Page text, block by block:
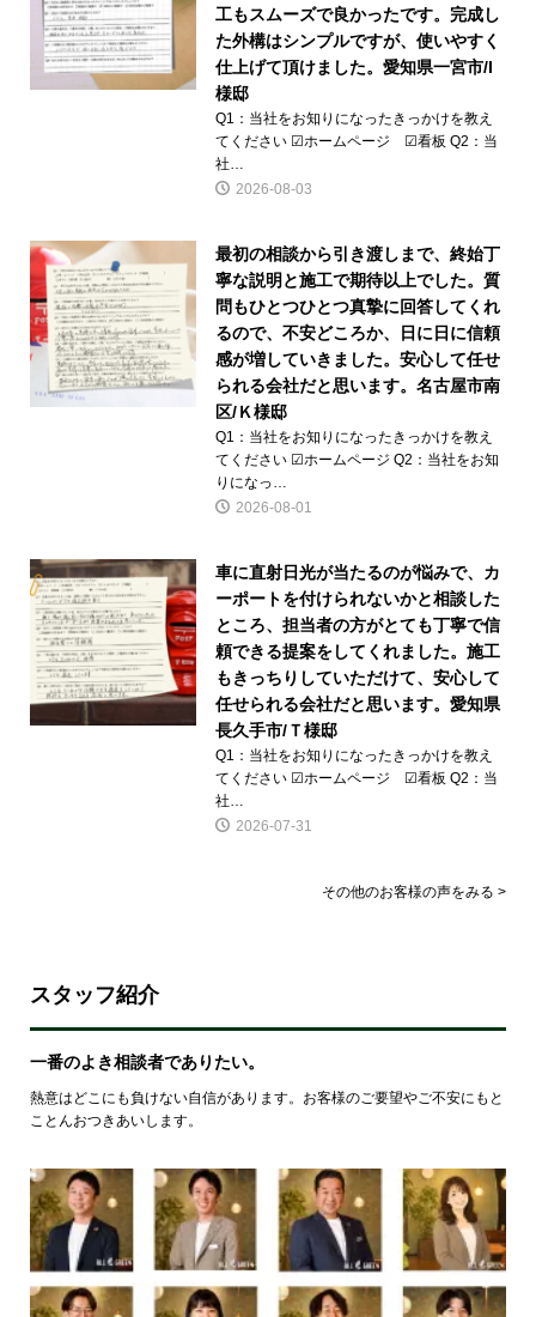
工もスムーズで良かったです。完成し
た外構はシンプルですが、使いやすく
仕上げて頂けました。愛知県一宮市/I
様邸
Q1：当社をお知りになったきっかけを教え
てください ☑ホームページ ☑看板 Q2：当
社…
2026-08-03
最初の相談から引き渡しまで、終始丁
寧な説明と施工で期待以上でした。質
問もひとつひとつ真摯に回答してくれ
るので、不安どころか、日に日に信頼
感が増していきました。安心して任せ
られる会社だと思います。名古屋市南
区/Ｋ様邸
Q1：当社をお知りになったきっかけを教え
てください ☑ホームページ Q2：当社をお知
りになっ…
2026-08-01
車に直射日光が当たるのが悩みで、カ
ーポートを付けられないかと相談した
ところ、担当者の方がとても丁寧で信
頼できる提案をしてくれました。施工
もきっちりしていただけて、安心して
任せられる会社だと思います。愛知県
長久手市/Ｔ様邸
Q1：当社をお知りになったきっかけを教え
てください ☑ホームページ ☑看板 Q2：当
社…
2026-07-31
その他のお客様の声をみる >
スタッフ紹介
一番のよき相談者でありたい。
熱意はどこにも負けない自信があります。お客様のご要望やご不安にもと
ことんおつきあいします。